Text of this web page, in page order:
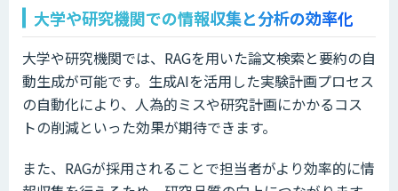
大学や研究機関での情報収集と分析の効率化
大学や研究機関では、RAGを用いた論文検索と要約の自
動生成が可能です。生成AIを活用した実験計画プロセス
の自動化により、人為的ミスや研究計画にかかるコス
トの削減といった効果が期待できます。
また、RAGが採用されることで担当者がより効率的に情